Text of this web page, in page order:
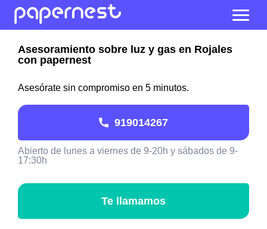
Asesoramiento sobre luz y gas en Rojales
con papernest
Asesórate sin compromiso en 5 minutos.
919014267
Abierto de lunes a viernes de 9-20h y sábados de 9-
17:30h
Te llamamos